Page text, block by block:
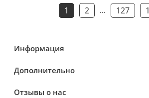
1 2 ... 127
Информация
Дополнительно
Отзывы о нас